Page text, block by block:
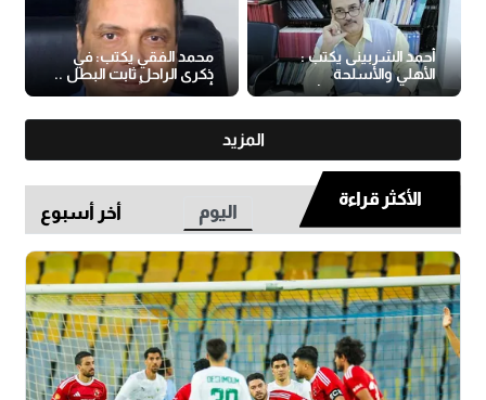
أحمد الشربينى يكتب :
الأهلي والأسلحة
الهجومية الفاسدة!
محمد الفقي يكتب: في
ذكرى الراحل ثابت البطل ..
أن تكون رجلاً
المزيد
الأكثر قراءة
اليوم أخر أسبوع